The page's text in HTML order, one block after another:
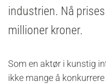
industrien. Nå
millioner kroner.
Som en aktør i kunstig
ikke mange å